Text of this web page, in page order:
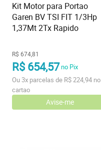
Kit Motor para Portao
Garen BV TSI FIT 1/3Hp
1,37Mt 2Tx Rapido
R$ 674,81
R$ 654,57no Pix
Ou3x parcelas de R$ 224,94 no
cartao
Avise-me